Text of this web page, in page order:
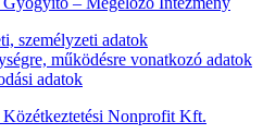
személyzeti adatok
működésre vonatkozó adatok
adatok
Közétkeztetési Nonprofit Kft.